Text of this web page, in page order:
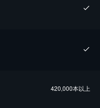
420,000本以上